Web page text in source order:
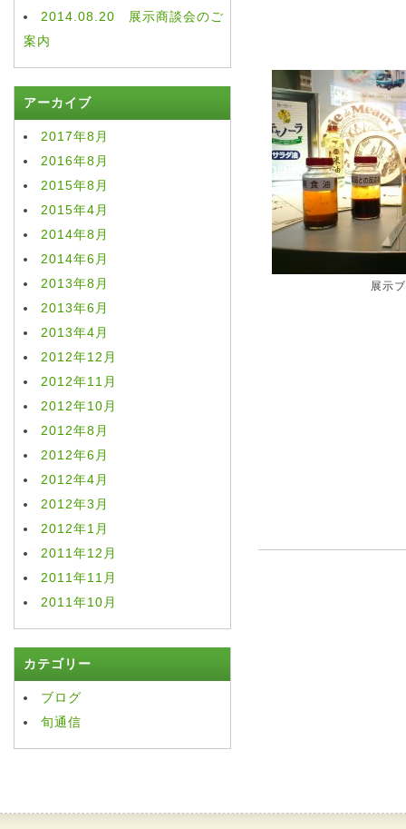
展示
2014.08.20 展示商談会のご
案内
アーカイブ
2017年8月
2016年8月
2015年8月
2015年4月
2014年8月
2014年6月
2013年8月
2013年6月
2013年4月
2012年12月
2012年11月
2012年10月
2012年8月
2012年6月
2012年4月
2012年3月
2012年1月
2011年12月
2011年11月
2011年10月
カテゴリー
ブログ
旬通信